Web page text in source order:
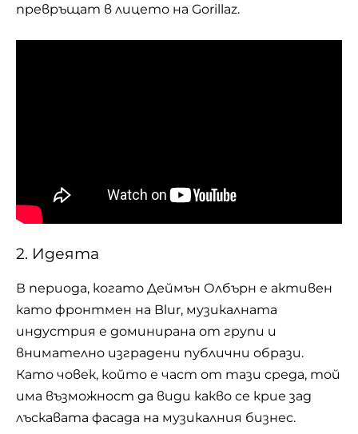
превръщат в лицето на Gorillaz.
2. Идеята
В периода, когато Деймън Олбърн е активен
като фронтмен на Blur, музикалната
индустрия е доминирана от групи и
внимателно изградени публични образи.
Като човек, който е част от тази среда, той
има възможност да види какво се крие зад
лъскавата фасада на музикалния бизнес.